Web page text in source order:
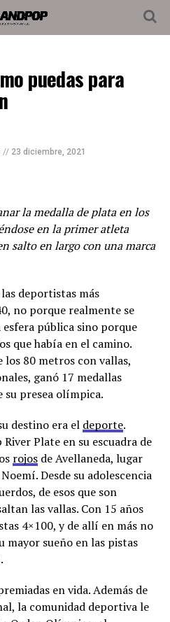
puedas para
// 23 diciembre, 2021
la medalla de plata en los
en la primer atleta
salto en largo con una marca
deportistas más
no porque realmente se
pública sino porque
que había en el camino.
80 metros con vallas,
ganó 17 medallas
su presea olímpica.
destino era el deporte.
Plate en su escuadra de
rojosde Avellaneda, lugar
Desde su adolescencia
de esos que son
las vallas. Con 15 años
4×100, y de allí en más no
mayor sueño en las pistas
en vida. Además de
la comunidad deportiva le